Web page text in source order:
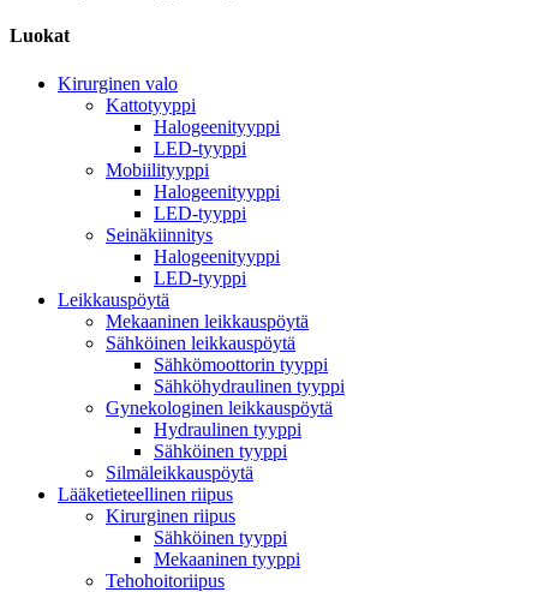
Luokat
Kirurginen valo
Kattotyyppi
Halogeenityyppi
LED-tyyppi
Mobiilityyppi
Halogeenityyppi
LED-tyyppi
Seinäkiinnitys
Halogeenityyppi
LED-tyyppi
Leikkauspöytä
Mekaaninen leikkauspöytä
Sähköinen leikkauspöytä
Sähkömoottorin tyyppi
Sähköhydraulinen tyyppi
Gynekologinen leikkauspöytä
Hydraulinen tyyppi
Sähköinen tyyppi
Silmäleikkauspöytä
Lääketieteellinen riipus
Kirurginen riipus
Sähköinen tyyppi
Mekaaninen tyyppi
Tehohoitoriipus